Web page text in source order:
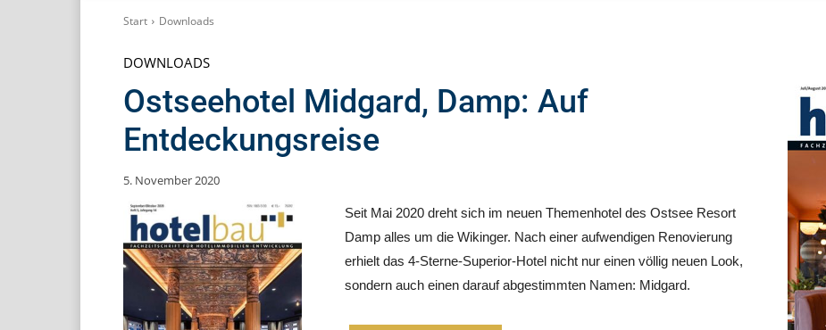
Start Downloads
DOWNLOADS
Ostseehotel Midgard, Damp: Auf
Entdeckungsreise
5. November 2020
Seit Mai 2020 dreht sich im neuen Themenhotel des Ostsee Resort
Damp alles um die Wikinger. Nach einer aufwendigen Renovierung
erhielt das 4-Sterne-Superior-Hotel nicht nur einen völlig neuen Look,
sondern auch einen darauf abgestimmten Namen: Midgard.